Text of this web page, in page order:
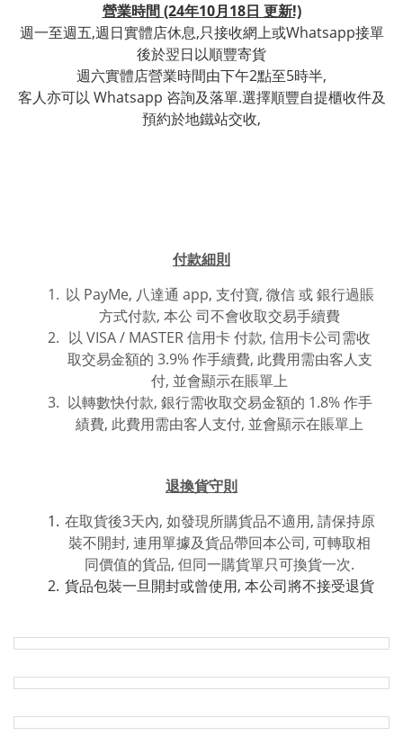
營業時間 (24年10月18日 更新!)
週一至週五,週日實體店休息,只接收網上或Whatsapp接單
後於翌日以順豐寄貨
週六實體店營業時間由下午2點至5時半,
客人亦可以 Whatsapp 咨詢及落單.選擇順豐自提櫃收件及
預約於地鐵站交收,
付款細則
以 PayMe, 八達通 app, 支付寶, 微信 或銀行過賬
方式付款, 本公 司不會收取交易手續費
以 VISA / MASTER 信用卡 付款, 信用卡公司需收
取交易金額的 3.9% 作手續費, 此費用需由客人支
付, 並會顯示在賬單上
以轉數快付款, 銀行需收取交易金額的 1.8% 作手
績費, 此費用需由客人支付, 並會顯示在賬單上
退換貨守則
在取貨後3天內, 如發現所購貨品不適用, 請保持原
裝不開封, 連用單據及貨品帶回本公司, 可轉取相
同價值的貨品, 但同一購貨單只可換貨一次.
貨品包裝一旦開封或曾使用, 本公司將不接受退貨